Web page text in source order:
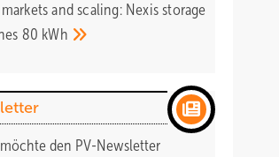
and scaling: Nexis storage
80 kWh
den PV-Newsletter